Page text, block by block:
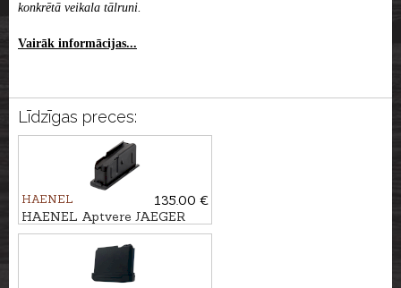
konkrētā veikala tālruni.
Vairāk informācijas...
Līdzīgas preces:
HAENEL
135.00 €
HAENEL Aptvere JAEGER
10PRO kal. .308Win., 3 patr.